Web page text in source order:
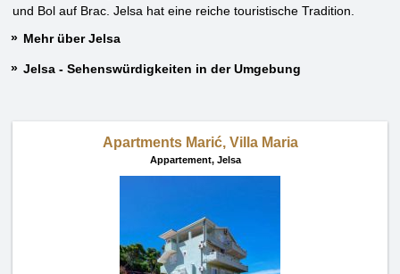
und Bol auf Brac. Jelsa hat eine reiche touristische Tradition.
Mehr über Jelsa
Jelsa - Sehenswürdigkeiten in der Umgebung
Apartments Marić, Villa Maria
Appartement, Jelsa